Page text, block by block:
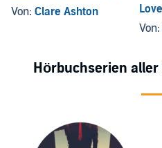
Von: Clare Ashton
Love
Von:
Hörbuchserien